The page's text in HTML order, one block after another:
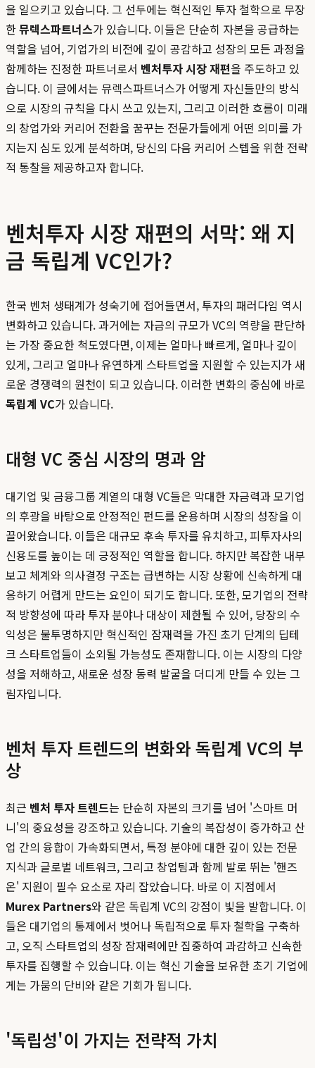
을 일으키고 있습니다. 그 선두에는 혁신적인 투자 철학으로 무장
한뮤렉스파트너스가 있습니다. 이들은 단순히 자본을 공급하는
역할을 넘어, 기업가의 비전에 깊이 공감하고 성장의 모든 과정을
함께하는 진정한 파트너로서 벤처투자 시장 재편을 주도하고 있
습니다. 이 글에서는 뮤렉스파트너스가 어떻게 자신들만의 방식
으로 시장의 규칙을 다시 쓰고 있는지, 그리고 이러한 흐름이 미래
의 창업가와 커리어 전환을 꿈꾸는 전문가들에게 어떤 의미를 가
지는지 심도 있게 분석하며, 당신의 다음 커리어 스텝을 위한 전략
적 통찰을 제공하고자 합니다.
벤처투자 시장 재편의 서막: 왜 지
금 독립계 VC인가?
한국 벤처 생태계가 성숙기에 접어들면서, 투자의 패러다임 역시
변화하고 있습니다. 과거에는 자금의 규모가 VC의 역량을 판단하
는 가장 중요한 척도였다면, 이제는 얼마나 빠르게, 얼마나 깊이
있게, 그리고 얼마나 유연하게 스타트업을 지원할 수 있는지가 새
로운 경쟁력의 원천이 되고 있습니다. 이러한 변화의 중심에 바로
독립계 VC가 있습니다.
대형 VC 중심 시장의 명과 암
대기업 및 금융그룹 계열의 대형 VC들은 막대한 자금력과 모기업
의 후광을 바탕으로 안정적인 펀드를 운용하며 시장의 성장을 이
끌어왔습니다. 이들은 대규모 후속 투자를 유치하고, 피투자사의
신용도를 높이는 데 긍정적인 역할을 합니다. 하지만 복잡한 내부
보고 체계와 의사결정 구조는 급변하는 시장 상황에 신속하게 대
응하기 어렵게 만드는 요인이 되기도 합니다. 또한, 모기업의 전략
적 방향성에 따라 투자 분야나 대상이 제한될 수 있어, 당장의 수
익성은 불투명하지만 혁신적인 잠재력을 가진 초기 단계의 딥테
크 스타트업들이 소외될 가능성도 존재합니다. 이는 시장의 다양
성을 저해하고, 새로운 성장 동력 발굴을 더디게 만들 수 있는 그
림자입니다.
벤처 투자 트렌드의 변화와 독립계 VC의 부
상
최근 벤처 투자 트렌드는 단순히 자본의 크기를 넘어 '스마트 머
니'의 중요성을 강조하고 있습니다. 기술의 복잡성이 증가하고 산
업 간의 융합이 가속화되면서, 특정 분야에 대한 깊이 있는 전문
지식과 글로벌 네트워크, 그리고 창업팀과 함께 발로 뛰는 '핸즈
온' 지원이 필수 요소로 자리 잡았습니다. 바로 이 지점에서
Murex Partners와 같은 독립계 VC의 강점이 빛을 발합니다. 이
들은 대기업의 통제에서 벗어나 독립적으로 투자 철학을 구축하
고, 오직 스타트업의 성장 잠재력에만 집중하여 과감하고 신속한
투자를 집행할 수 있습니다. 이는 혁신 기술을 보유한 초기 기업에
게는 가뭄의 단비와 같은 기회가 됩니다.
'독립성'이 가지는 전략적 가치